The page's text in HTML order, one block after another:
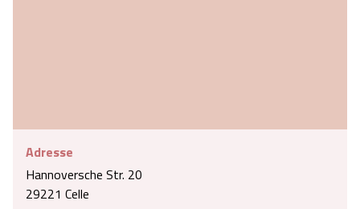
Adresse
Hannoversche Str. 20
29221 Celle